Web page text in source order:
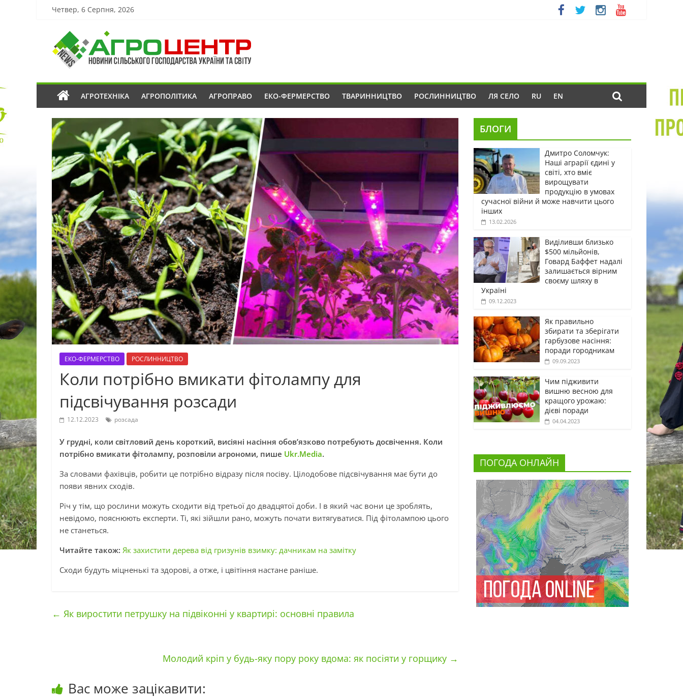
Четвер, 6 Серпня, 2026
АГРОТЕХНІКА АГРОПОЛІТИКА АГРОПРАВО ЕКО-ФЕРМЕРСТВО ТВАРИННИЦТВО РОСЛИННИЦТВО ЛЯ СЕЛО RU EN
ЕКО-ФЕРМЕРСТВО РОСЛИННИЦТВО
Коли потрібно вмикати фітолампу для
підсвічування розсади
12.12.2023 розсада
У грудні, коли світловий день короткий, висіяні насіння обов’язково потребують досвічення. Коли
потрібно вмикати фітолампу, розповіли агрономи, пише Ukr.Media.
За словами фахівців, робити це потрібно відразу після посіву. Цілодобове підсвічування має бути до
появи явних сходів.
Річ у тім, що рослини можуть сходити від третьої до двадцятої доби. І в який час вони це зроблять,
невідомо, пояснюють експерти. Ті, які зійшли рано, можуть почати витягуватися. Під фітолампою цього
не станеться.
Читайте також: Як захистити дерева від гризунів взимку: дачникам на замітку
Сходи будуть міцненькі та здорові, а отже, і цвітіння настане раніше.
← Як виростити петрушку на підвіконні у квартирі: основні правила
Молодий кріп у будь-яку пору року вдома: як посіяти у горщику →
Вас може зацікавити:
БЛОГИ
Дмитро Соломчук:
Наші аграрії єдині у
світі, хто вміє
вирощувати
продукцію в умовах
сучасної війни й може навчити цього
інших
13.02.2026
Виділивши близько
$500 мільйонів,
Говард Баффет надалі
залишається вірним
своєму шляху в
Україні
09.12.2023
Як правильно
збирати та зберігати
гарбузове насіння:
поради городникам
09.09.2023
Чим підживити
вишню весною для
кращого урожаю:
дієві поради
04.04.2023
ПОГОДА ОНЛАЙН